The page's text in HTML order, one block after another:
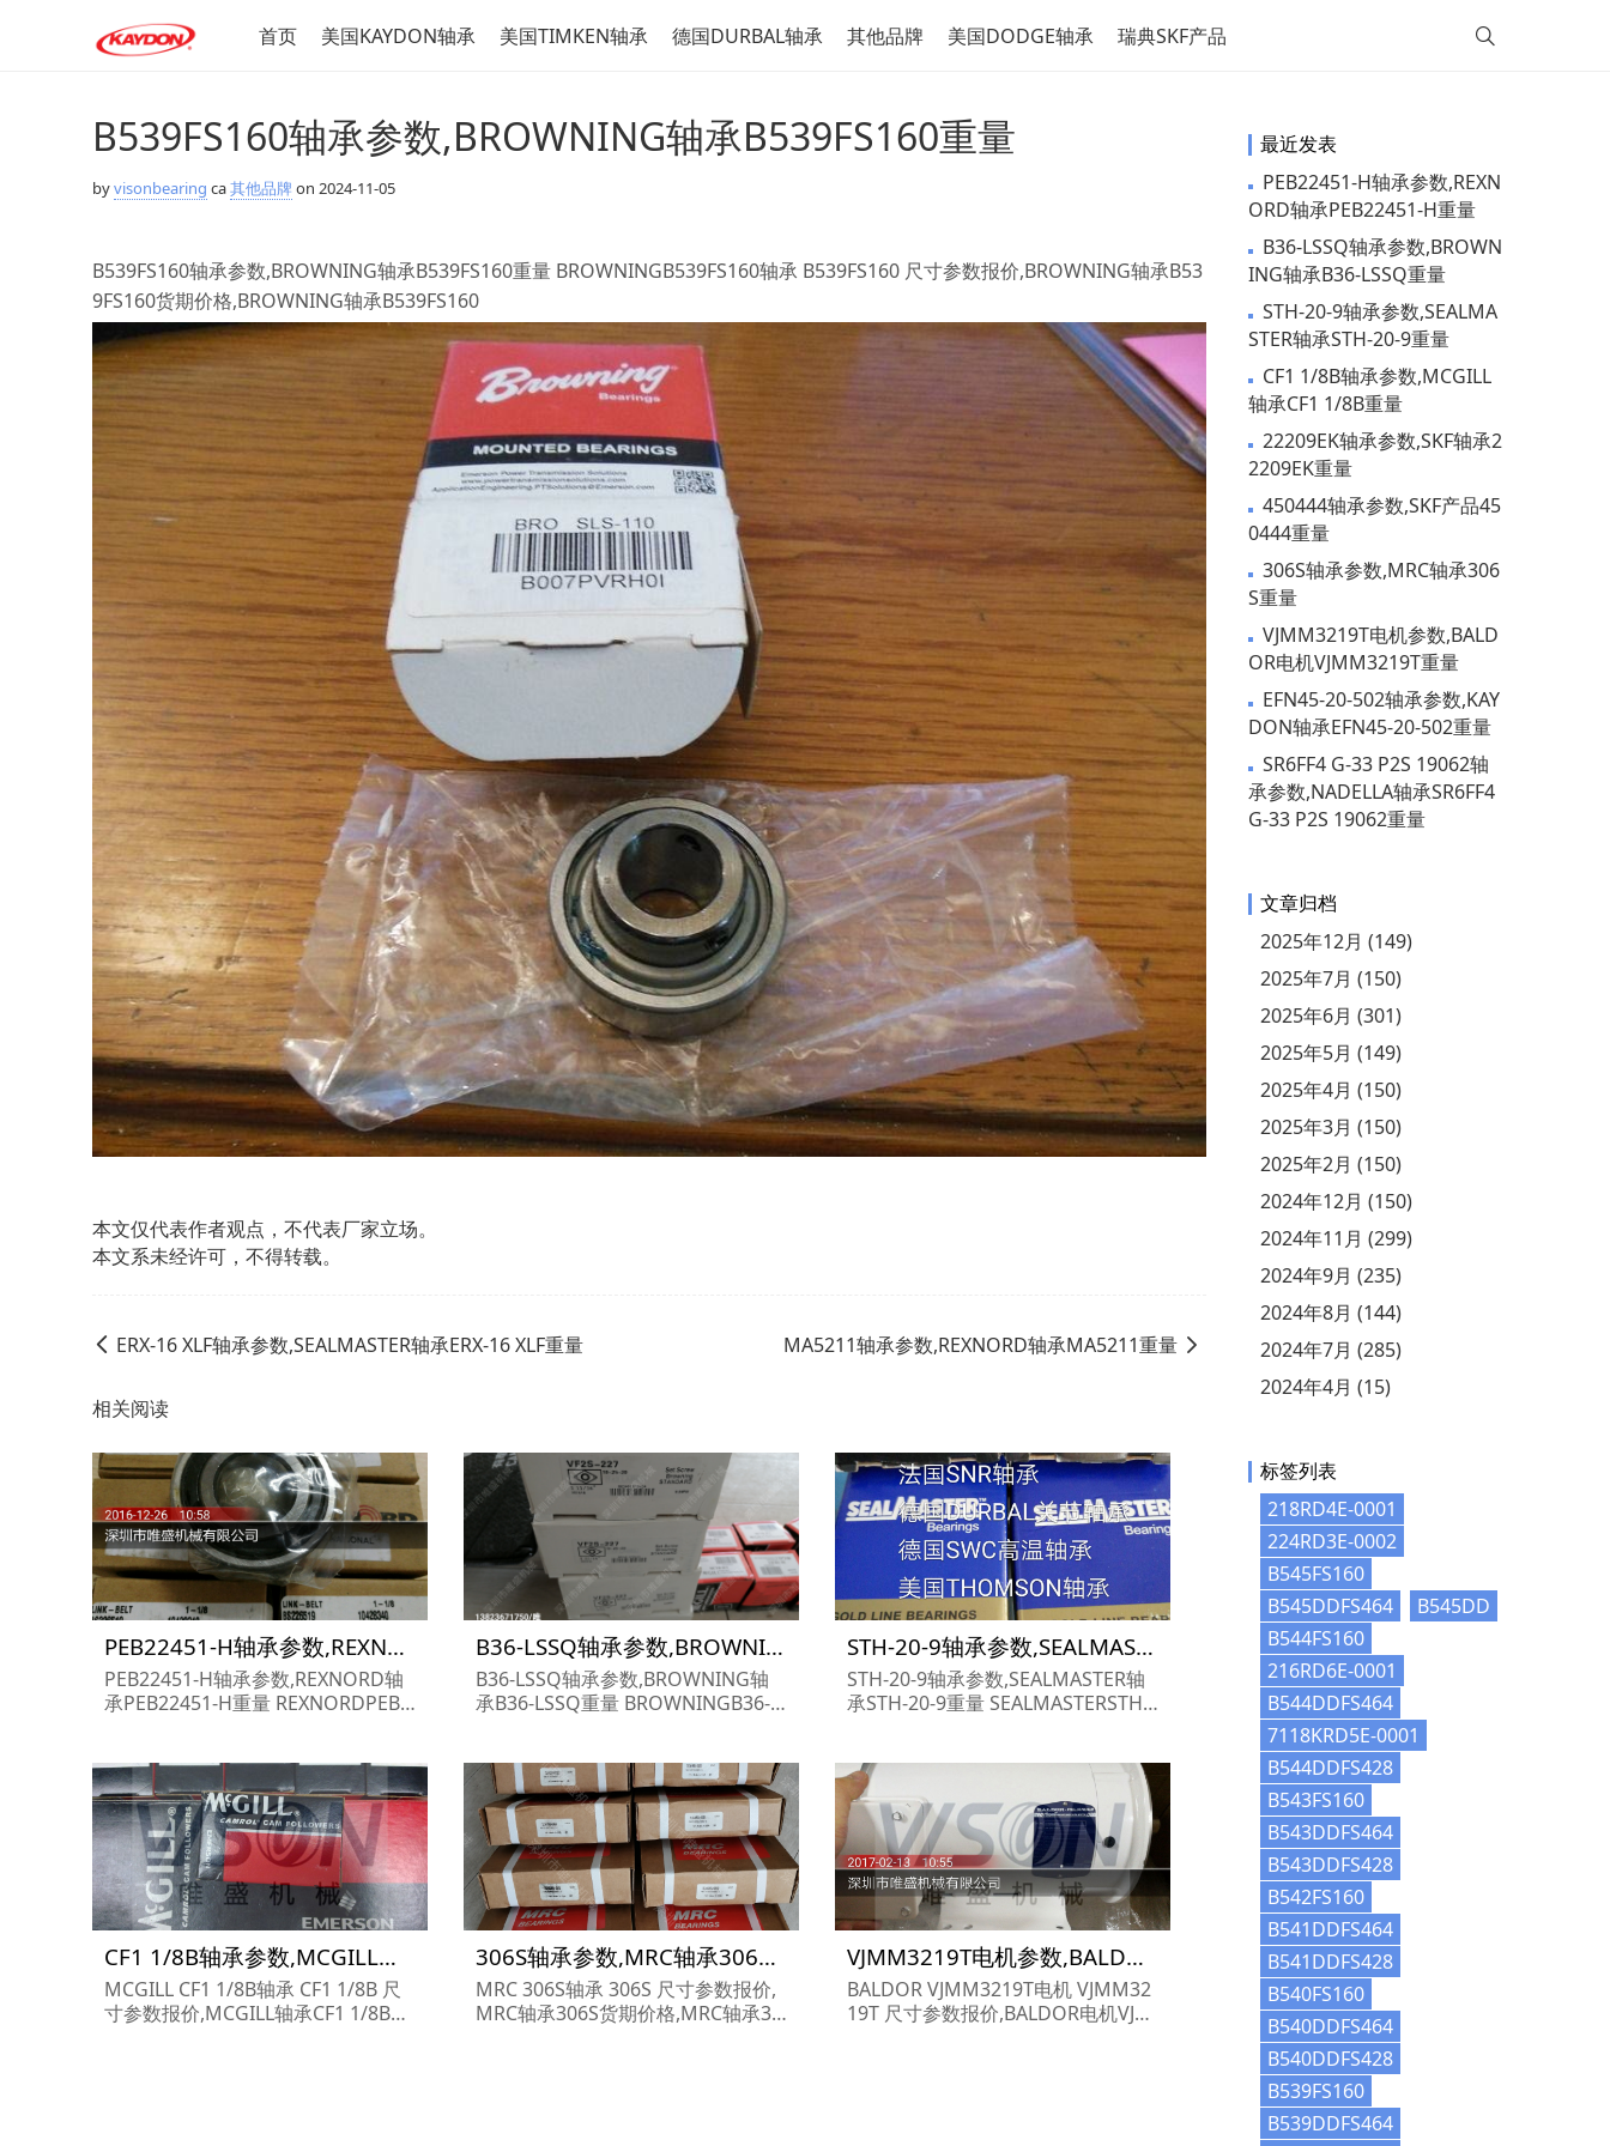
首页 美国KAYDON轴承 美国TIMKEN轴承 德国DURBAL轴承 其他品牌 美国DODGE轴承 瑞典SKF产品
B539FS160轴承参数,BROWNING轴承B539FS160重量
byvisonbearing ca其他品牌 on 2024-11-05
B539FS160轴承参数,BROWNING轴承B539FS160重量 BROWNINGB539FS160轴承 B539FS160 尺寸参数报价,BROWNING轴承B53
9FS160货期价格,BROWNING轴承B539FS160
本文仅代表作者观点，不代表厂家立场。
本文系未经许可，不得转载。
ERX-16 XLF轴承参数,SEALMASTER轴承ERX-16 XLF重量 MA5211轴承参数,REXNORD轴承MA5211重量
相关阅读
PEB22451-H轴承参数,REXNORD轴承PEB22451-H重量
PEB22451-H轴承参数,REXNORD轴
承PEB22451-H重量 REXNORDPEB2
期价格,REXNORD轴承PEB22451-
H...
B36-LSSQ轴承参数,BROWNING轴承B36-LSSQ重量
B36-LSSQ轴承参数,BROWNING轴
承B36-LSSQ重量 BROWNINGB36-L
BROWNING轴承B36-LSSQ...
STH-20-9轴承参数,SEALMASTER轴承STH-20-9重量
STH-20-9轴承参数,SEALMASTER轴
承STH-20-9重量 SEALMASTERSTH-
EALMASTER轴承STH-20-9...
CF1 1/8B轴承参数,MCGILL轴承CF1 1/8B重量
MCGILL CF1 1/8B轴承 CF1 1/8B 尺
寸参数报价,MCGILL轴承CF1 1/8B货
306S轴承参数,MRC轴承306S重量
MRC 306S轴承 306S 尺寸参数报价,
MRC轴承306S货期价格,MRC轴承30
VJMM3219T电机参数,BALDOR电机VJMM3219T重量
BALDOR VJMM3219T电机 VJMM32
19T 尺寸参数报价,BALDOR电机VJM
最近发表
PEB22451-H轴承参数,REXN
ORD轴承PEB22451-H重量
B36-LSSQ轴承参数,BROWN
ING轴承B36-LSSQ重量
STH-20-9轴承参数,SEALMA
STER轴承STH-20-9重量
CF1 1/8B轴承参数,MCGILL
轴承CF1 1/8B重量
22209EK轴承参数,SKF轴承2
2209EK重量
450444轴承参数,SKF产品45
0444重量
306S轴承参数,MRC轴承306
S重量
VJMM3219T电机参数,BALD
OR电机VJMM3219T重量
EFN45-20-502轴承参数,KAY
DON轴承EFN45-20-502重量
SR6FF4 G-33 P2S 19062轴
承参数,NADELLA轴承SR6FF4
G-33 P2S 19062重量
文章归档
2025年12月 (149)
2025年7月 (150)
2025年6月 (301)
2025年5月 (149)
2025年4月 (150)
2025年3月 (150)
2025年2月 (150)
2024年12月 (150)
2024年11月 (299)
2024年9月 (235)
2024年8月 (144)
2024年7月 (285)
2024年4月 (15)
标签列表
218RD4E-0001
224RD3E-0002
B545FS160
B545DDFS464
B545DD
B544FS160
216RD6E-0001
B544DDFS464
7118KRD5E-0001
B544DDFS428
B543FS160
B543DDFS464
B543DDFS428
B542FS160
B541DDFS464
B541DDFS428
B540FS160
B540DDFS464
B540DDFS428
B539FS160
B539DDFS464